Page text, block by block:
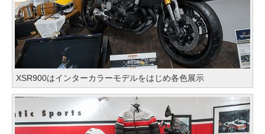
XSR900はインターカラーモデルをはじめ各色展示